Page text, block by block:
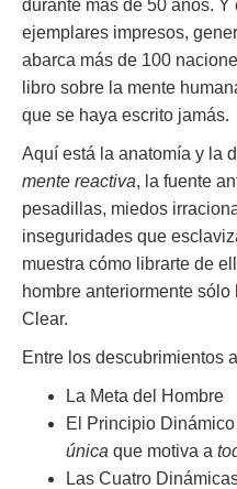
durante más de 50 años.
ejemplares impresos,
abarca más de 100
libro sobre la mente
que se haya escrito jamás.
Aquí está la anatomía y la
mente reactiva, la fuente
pesadillas, miedos
inseguridades que
muestra cómo librarte de
hombre anteriormente
Clear.
Entre los descubrimientos
La Meta del Hombre
El Principio
única que motiva a
Las Cuatro